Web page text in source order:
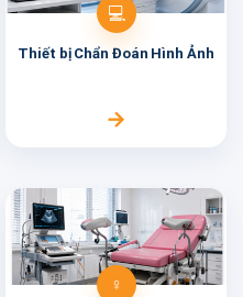
💻
Thiết bị Chẩn Đoán Hình Ảnh
→
♀️